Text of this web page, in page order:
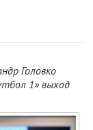
Головко
1» выход